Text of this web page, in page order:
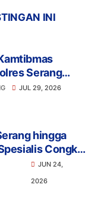
INI
Serang
Strategis
JUL 29, 2026
hingga
Congkel
Keok
JUN 24,
2026